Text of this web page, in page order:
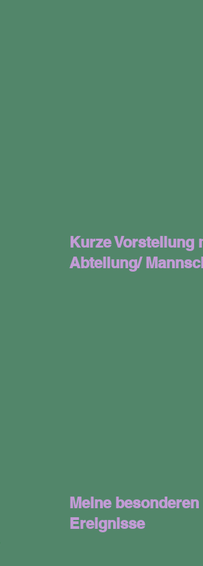
Kurze Vorstellung
Abteilung/
Meine besonderen
Ereignisse